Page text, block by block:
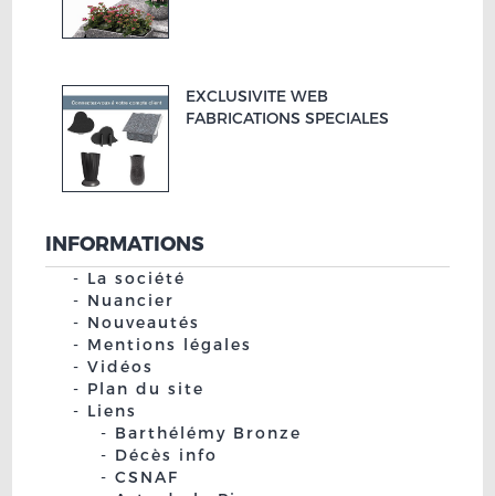
EXCLUSIVITE WEB
FABRICATIONS SPECIALES
INFORMATIONS
La société
Nuancier
Nouveautés
Mentions légales
Vidéos
Plan du site
Liens
Barthélémy Bronze
Décès info
CSNAF